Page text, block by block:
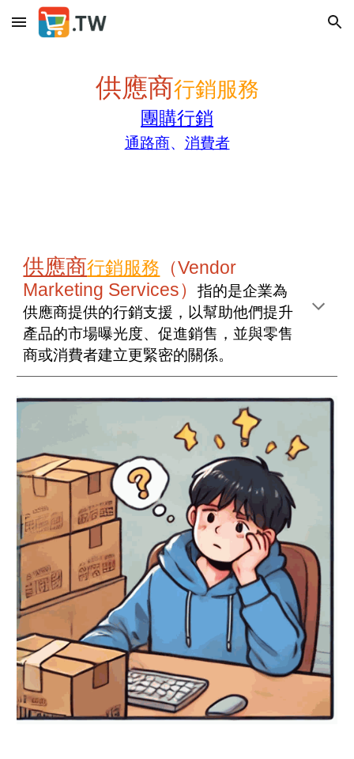
Skip to main content Skip to navigation
供應商行銷服務
團購行銷
通路商、 消費者
供應商行銷服務 （Vendor
Marketing Services）指的是企業為
供應商提供的行銷支援，以幫助他們提升
產品的市場曝光度、促進銷售，並與零售
商或消費者建立更緊密的關係。